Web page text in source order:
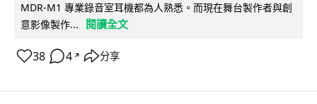
MDR-M1 專業錄音室耳機都為人熟悉。而現在舞台製作者與創
意影像製作...
閱讀全文
38 4 ↗ 分享